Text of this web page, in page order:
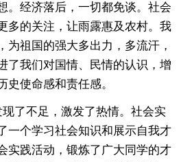
。经济落后，一切都免谈。社会
多的关注，让雨露惠及农村。我
为祖国的强大多出力，多流汗，
了我们对国情、民情的认识，增
史使命感和责任感。
了不足，激发了热情。社会实
一个学习社会知识和展示自我才
实践活动，锻炼了广大同学的才